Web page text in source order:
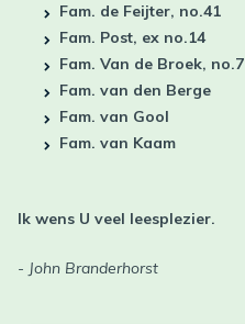
Fam. de Feijter, no.41
Fam. Post, ex no.14
Fam. Van de Broek, no.7
Fam. van den Berge
Fam. van Gool
Fam. van Kaam
Ik wens U veel leesplezier.
- John Branderhorst